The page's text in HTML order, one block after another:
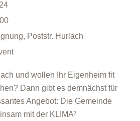
Poststr. Hurlach
und wollen Ihr Eigenheim fit
Dann gibt es demnächst für
Angebot: Die Gemeinde
mit der KLIMA³